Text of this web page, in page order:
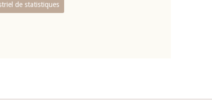
de statistiques